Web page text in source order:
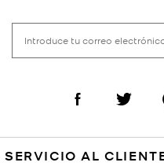
Visit us onVisit us on
SERVICIO AL